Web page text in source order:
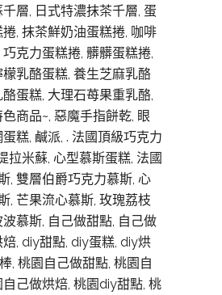
層, 日式特濃抹茶千層, 蛋
, 抹茶鮮奶油蛋糕捲, 咖啡
克力蛋糕捲, 髒髒蛋糕捲,
乳酪蛋糕, 養生芝麻乳酪
蛋糕, 大理石苺果重乳酪,
商品~, 惡魔手指餅乾, 眼
糕, 鹹派, . 法國頂級巧克力
拉米蘇, 心型慕斯蛋糕, 法國
, 雙層伯爵巧克力慕斯, 心
, 芒果流心慕斯, 玫瑰荔枝
慕斯, 自己做甜點, 自己做
, diy甜點, diy蛋糕, diy烘
, 桃園自己做甜點, 桃園自
自己做烘焙, 桃園diy甜點, 桃